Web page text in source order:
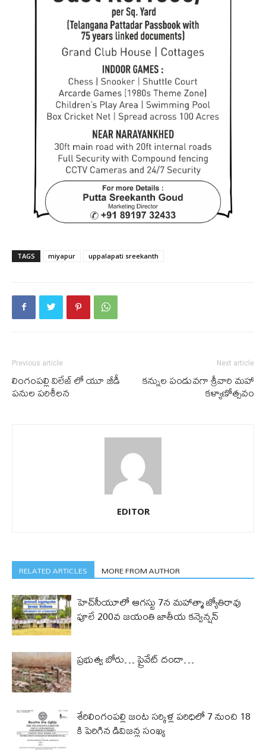
TAGS miyapur uppalapati sreekanth
Previous article
లింగంపల్లి విలేజ్ లో యూ జీడీ
పనుల పరిశీలన
Next article
కన్నుల పండువగా శ్రీవారి మహా
కళ్యాణోత్సవం
EDITOR
RELATED ARTICLES MORE FROM AUTHOR
హెచ్‌సీయూలో ఆగస్టు 7న మహాత్మా జ్యోతిరావు
పూలే 200వ జయంతి జాతీయ కన్వెన్షన్
ప్రభుత్వ బోరు… ప్రైవేట్ దందా…
శేరిలింగంపల్లి జంట సర్కిళ్ల పరిధిలో 7 నుంచి 18
కి పెరిగిన డివిజన్ల సంఖ్య